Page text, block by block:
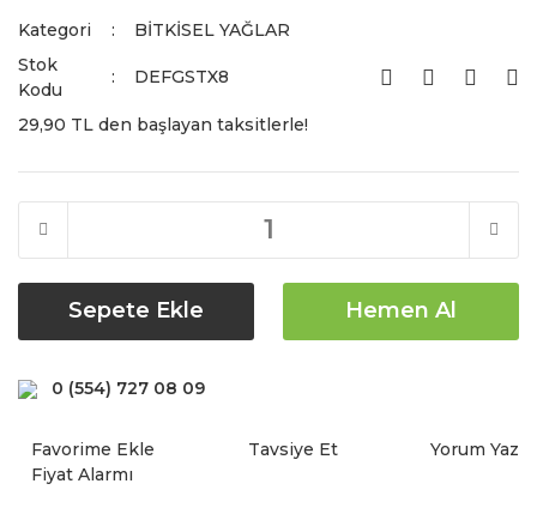
Kategori
BİTKİSEL YAĞLAR
Stok
Kodu
DEFGSTX8
29,90 TL den başlayan taksitlerle!
Sepete Ekle Hemen Al
0 (554) 727 08 09
Tavsiye Et
Yorum Yaz
Fiyat Alarmı